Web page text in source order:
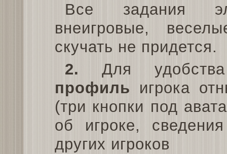
Все задания
внеигровые,
скучать не придется.
2. Для удобства
профиль игрока
(три кнопки под
об игроке,
других игроков